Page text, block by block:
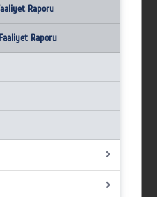
Anasayfa
Danışmanları ve Öğrenci
Programları İç ve
Raporu
Raporu